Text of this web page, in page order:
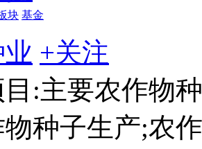
块 基金
+关注
:主要农作物
物种子生产;农